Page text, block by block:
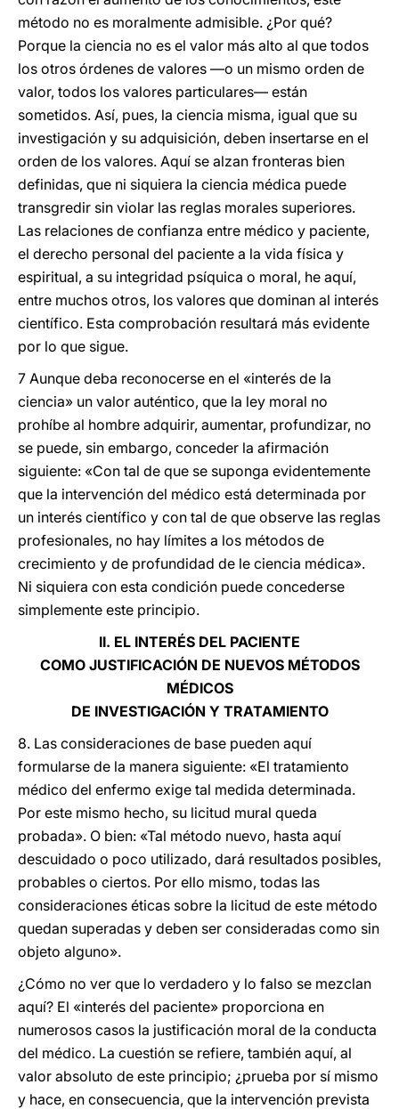
método no es moralmente admisible. ¿Por qué?
Porque la ciencia no es el valor más alto al que todos
los otros órdenes de valores —o un mismo orden de
valor, todos los valores particulares— están
sometidos. Así, pues, la ciencia misma, igual que su
investigación y su adquisición, deben insertarse en el
orden de los valores. Aquí se alzan fronteras bien
definidas, que ni siquiera la ciencia médica puede
transgredir sin violar las reglas morales superiores.
Las relaciones de confianza entre médico y paciente,
el derecho personal del paciente a la vida física y
espiritual, a su integridad psíquica o moral, he aquí,
entre muchos otros, los valores que dominan al interés
científico. Esta comprobación resultará más evidente
por lo que sigue.
7 Aunque deba reconocerse en el «interés de la
ciencia» un valor auténtico, que la ley moral no
prohíbe al hombre adquirir, aumentar, profundizar, no
se puede, sin embargo, conceder la afirmación
siguiente: «Con tal de que se suponga evidentemente
que la intervención del médico está determinada por
un interés científico y con tal de que observe las reglas
profesionales, no hay límites a los métodos de
crecimiento y de profundidad de le ciencia médica».
Ni siquiera con esta condición puede concederse
simplemente este principio.
II. EL INTERÉS DEL PACIENTE
COMO JUSTIFICACIÓN DE NUEVOS MÉTODOS
MÉDICOS
DE INVESTIGACIÓN Y TRATAMIENTO
8. Las consideraciones de base pueden aquí
formularse de la manera siguiente: «El tratamiento
médico del enfermo exige tal medida determinada.
Por este mismo hecho, su licitud mural queda
probada». O bien: «Tal método nuevo, hasta aquí
descuidado o poco utilizado, dará resultados posibles,
probables o ciertos. Por ello mismo, todas las
consideraciones éticas sobre la licitud de este método
quedan superadas y deben ser consideradas como sin
objeto alguno».
¿Cómo no ver que lo verdadero y lo falso se mezclan
aquí? El «interés del paciente» proporciona en
numerosos casos la justificación moral de la conducta
del médico. La cuestión se refiere, también aquí, al
valor absoluto de este principio; ¿prueba por sí mismo
y hace, en consecuencia, que la intervención prevista